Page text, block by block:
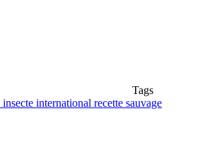
Tags
insecte international recette sauvage